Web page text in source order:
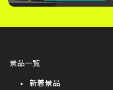
景品一覧
新着景品